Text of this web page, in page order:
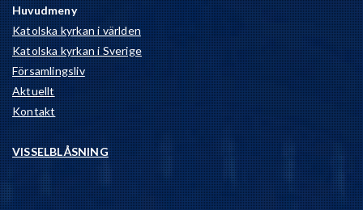
Huvudmeny
Katolska kyrkan i världen
Katolska kyrkan i Sverige
Församlingsliv
Aktuellt
Kontakt
VISSELBLÅSNING